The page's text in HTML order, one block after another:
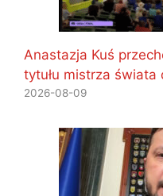
Anastazja Kuś
tytułu mistrza
2026-08-09